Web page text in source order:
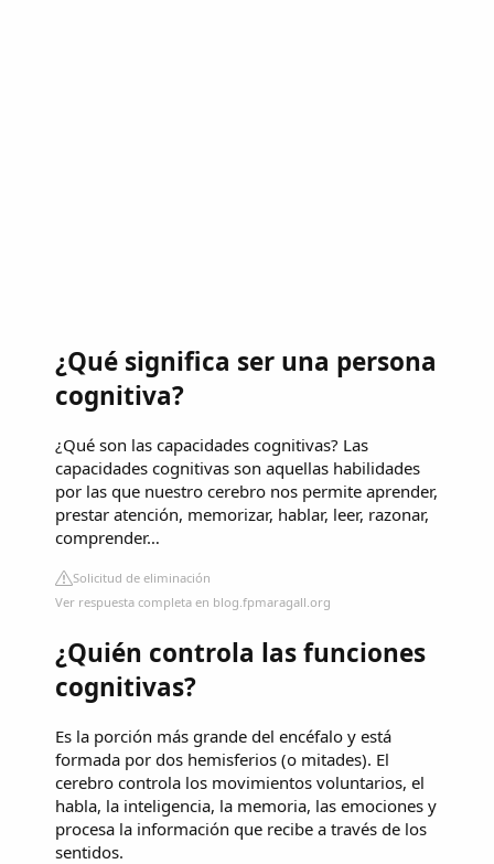
¿Qué significa ser una persona
cognitiva?
¿Qué son las capacidades cognitivas? Las
capacidades cognitivas son aquellas habilidades
por las que nuestro cerebro nos permite aprender,
prestar atención, memorizar, hablar, leer, razonar,
comprender…
Solicitud de eliminación
Ver respuesta completa en blog.fpmaragall.org
¿Quién controla las funciones
cognitivas?
Es la porción más grande del encéfalo y está
formada por dos hemisferios (o mitades). El
cerebro controla los movimientos voluntarios, el
habla, la inteligencia, la memoria, las emociones y
procesa la información que recibe a través de los
sentidos.